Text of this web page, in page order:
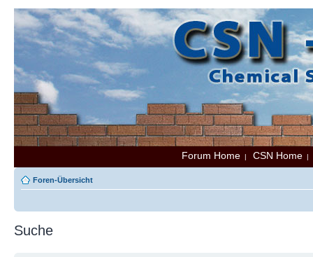
Forum Home | CSN Home
Foren-Übersicht
Suche